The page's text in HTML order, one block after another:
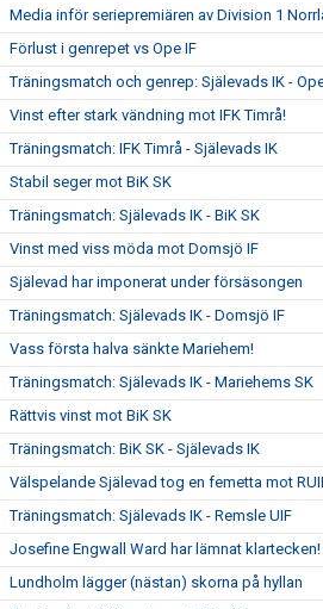
Media inför seriepremiären av Division 1
Förlust i genrepet vs Ope IF
Träningsmatch och genrep: Själevads IK -
Vinst efter stark vändning mot IFK Timrå!
Träningsmatch: IFK Timrå - Själevads IK
Stabil seger mot BiK SK
Träningsmatch: Själevads IK - BiK SK
Vinst med viss möda mot Domsjö IF
Själevad har imponerat under försäsongen
Träningsmatch: Själevads IK - Domsjö IF
Vass första halva sänkte Mariehem!
Träningsmatch: Själevads IK - Mariehems SK
Rättvis vinst mot BiK SK
Träningsmatch: BiK SK - Själevads IK
Välspelande Själevad tog en femetta mot
Träningsmatch: Själevads IK - Remsle UIF
Josefine Engwall Ward har lämnat klartecken!
Lundholm lägger (nästan) skorna på hyllan